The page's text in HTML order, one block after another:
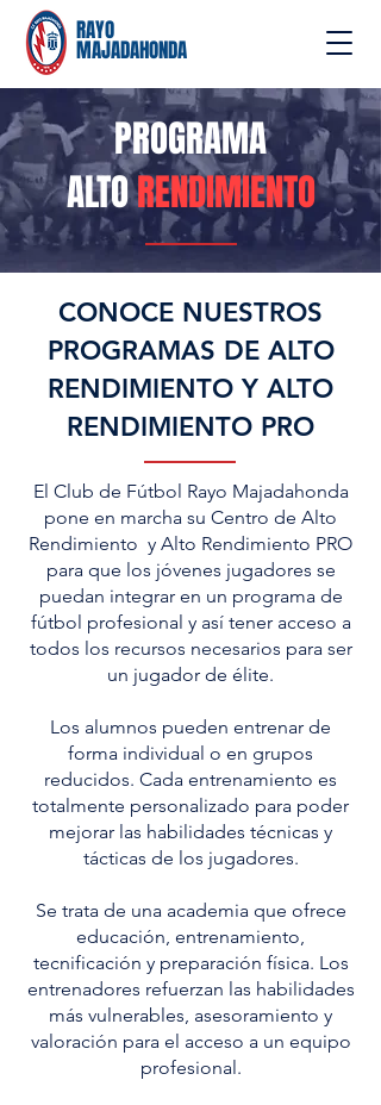
RAYO
MAJADAHONDA
PROGRAMA
ALTORENDIMIENTO
CONOCE NUESTROS
PROGRAMAS DE ALTO
RENDIMIENTO Y ALTO
RENDIMIENTO PRO
El Club de Fútbol Rayo Majadahonda
pone en marcha su Centro de Alto
Rendimiento y Alto Rendimiento PRO
para que los jóvenes jugadores se
puedan integrar en un programa de
fútbol profesional y así tener acceso a
todos los recursos necesarios para ser
un jugador de élite.
Los alumnos pueden entrenar de
forma individual o en grupos
reducidos. Cada entrenamiento es
totalmente personalizado para poder
mejorar las habilidades técnicas y
tácticas de los jugadores.
Se trata de una academia que ofrece
educación, entrenamiento,
tecnificación y preparación física. Los
entrenadores refuerzan las habilidades
más vulnerables, asesoramiento y
valoración para el acceso a un equipo
profesional.